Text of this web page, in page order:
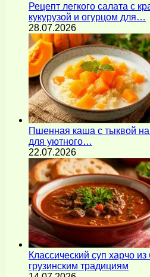
Рецепт легкого салата с
кукурузой и огурцом для…
28.07.2026
Пшенная каша с тыквой
для уютного…
22.07.2026
Классический суп харчо
грузинским традициям